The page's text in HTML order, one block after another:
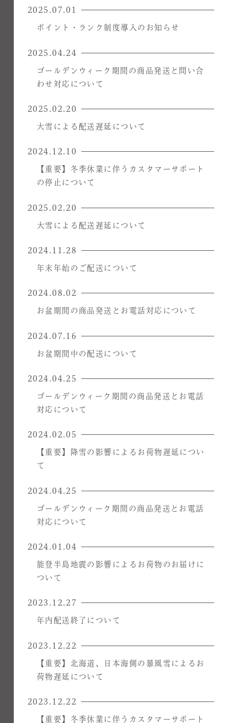
2025.07.01
ポイント・ランク制度導入のお知らせ
2025.04.24
ゴールデンウィーク期間の商品発送と問い合
わせ対応について
2025.02.20
大雪による配送遅延について
2024.12.10
【重要】冬季休業に伴うカスタマーサポート
の停止について
2025.02.20
大雪による配送遅延について
2024.11.28
年末年始のご配送について
2024.08.02
お盆期間の商品発送とお電話対応について
2024.07.16
お盆期間中の配送について
2024.04.25
ゴールデンウィーク期間の商品発送とお電話
対応について
2024.02.05
【重要】降雪の影響によるお荷物遅延につい
て
2024.04.25
ゴールデンウィーク期間の商品発送とお電話
対応について
2024.01.04
能登半島地震の影響によるお荷物のお届けに
ついて
2023.12.27
年内配送終了について
2023.12.22
【重要】北海道、日本海側の暴風雪によるお
荷物遅延について
2023.12.22
【重要】冬季休業に伴うカスタマーサポート